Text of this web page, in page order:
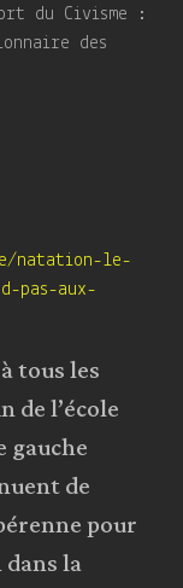
du Civisme :
des
natation-le-
pas-aux-
tous les
de l’école
gauche
de
pour
la